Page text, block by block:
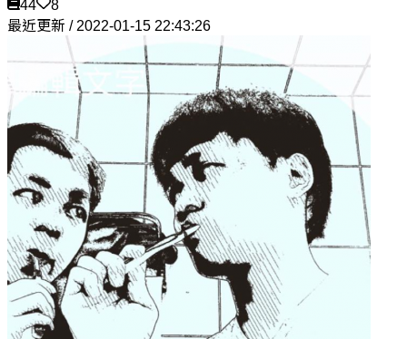
44
8
最近更新 / 2022-01-15 22:43:26